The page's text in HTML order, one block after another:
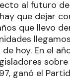
al futuro
que dejar
que llevo
hoy. En el
sobre
ganó el